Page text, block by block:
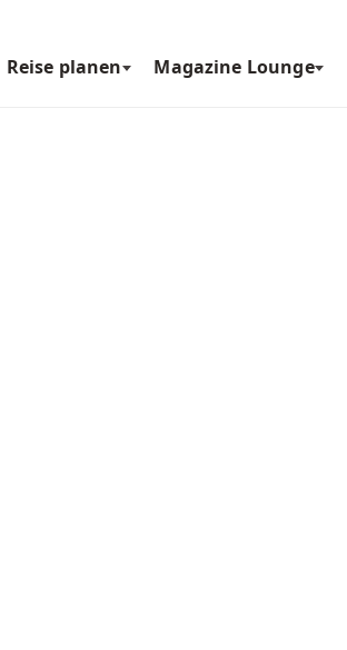
Reise planen Magazine Lounge